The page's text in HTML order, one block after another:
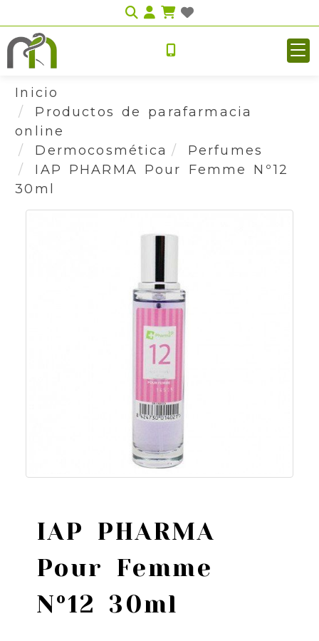
Identifícate
Inicio
Productos de parafarmacia
online
Dermocosmética
Perfumes
IAP PHARMA Pour Femme Nº12
30ml
IAP PHARMA
Pour Femme
Nº12 30ml